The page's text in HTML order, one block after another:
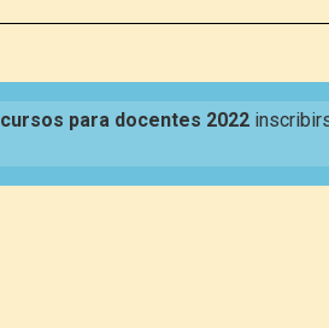
cursos para docentes 2022